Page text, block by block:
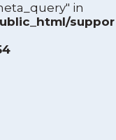
in
suppor
検索
づくり